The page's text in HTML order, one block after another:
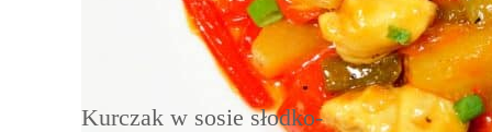
DRUKUJ
Kurczak w sosie słodko-